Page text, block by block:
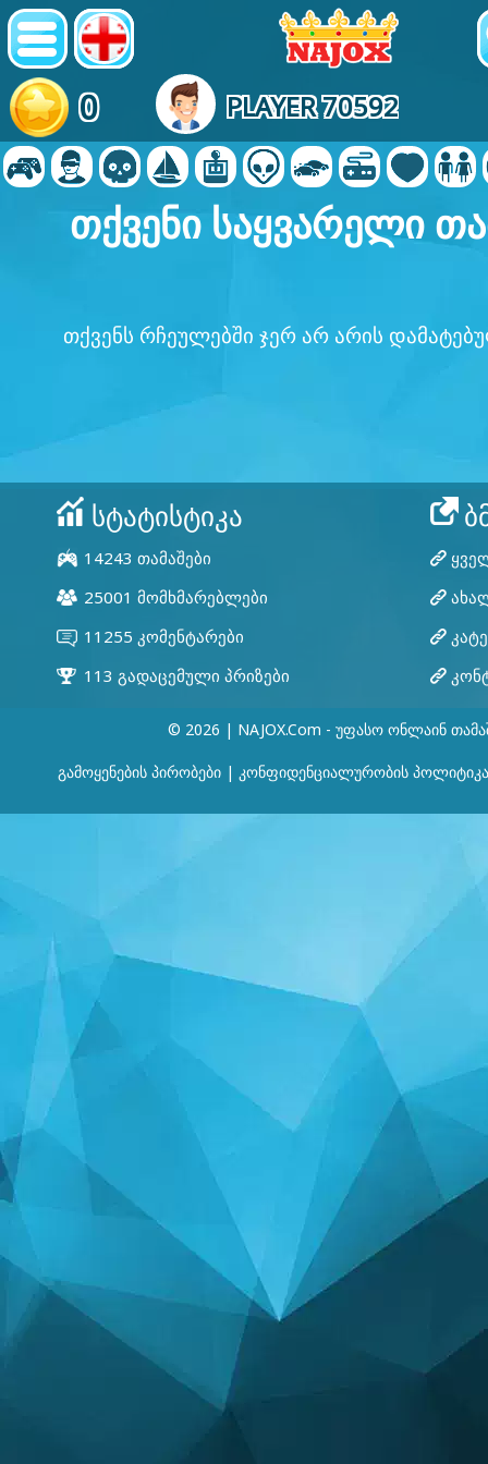
0 PLAYER 70592
თქვენი საყვარელი
თქვენს რჩეულებში ჯერ არ არის
ᲡᲢᲐᲢᲘᲡᲢᲘᲙᲐ
113 გადაცემული პრიზები
© 2026 | NAJOX.com - Უფასო Ონლაინ
Გამოყენების Პირობები | Კონფიდენციალურობის Პოლიტიკა